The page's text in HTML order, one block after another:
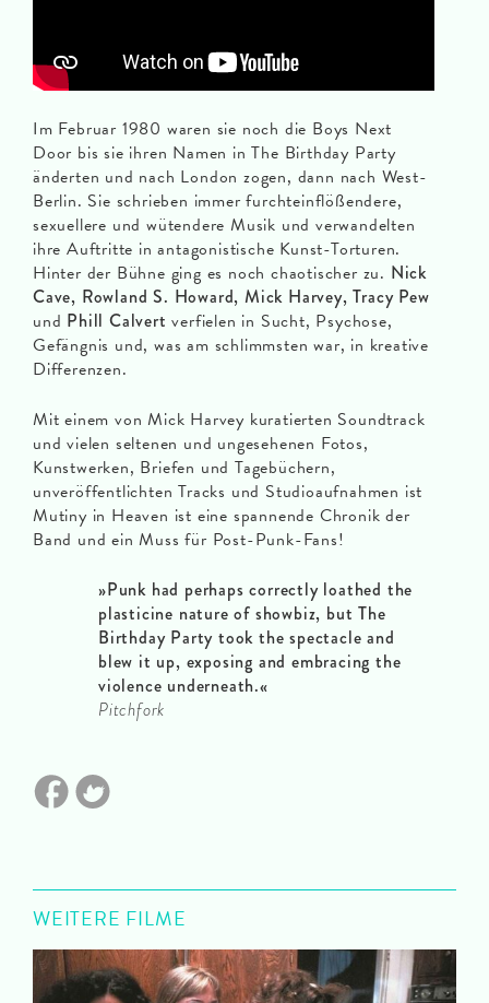
Im Februar 1980 waren sie noch die Boys Next
Door bis sie ihren Namen in The Birthday Party
änderten und nach London zogen, dann nach West-
Berlin. Sie schrieben immer furchteinflößendere,
sexuellere und wütendere Musik und verwandelten
ihre Auftritte in antagonistische Kunst-Torturen.
Hinter der Bühne ging es noch chaotischer zu. Nick
Cave, Rowland S. Howard, Mick Harvey, Tracy Pew
und Phill Calvert verfielen in Sucht, Psychose,
Gefängnis und, was am schlimmsten war, in kreative
Differenzen.
Mit einem von Mick Harvey kuratierten Soundtrack
und vielen seltenen und ungesehenen Fotos,
Kunstwerken, Briefen und Tagebüchern,
unveröffentlichten Tracks und Studioaufnahmen ist
Mutiny in Heaven ist eine spannende Chronik der
Band und ein Muss für Post-Punk-Fans!
»Punk had perhaps correctly loathed the
plasticine nature of showbiz, but The
Birthday Party took the spectacle and
blew it up, exposing and embracing the
violence underneath.«
Pitchfork
WEITERE FILME